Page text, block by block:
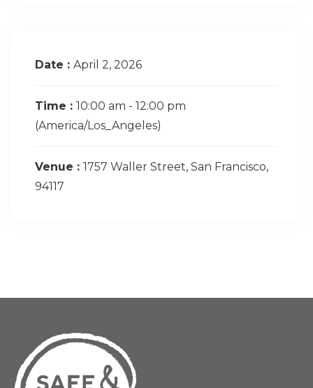
Date : April 2, 2026
Time : 10:00 am - 12:00 pm
(America/Los_Angeles)
Venue : 1757 Waller Street, San Francisco,
94117